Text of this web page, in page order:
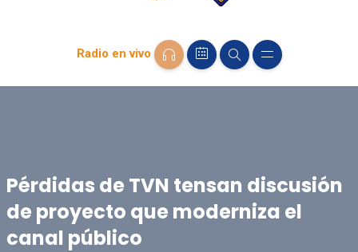
Radio en vivo
Pérdidas de TVN tensan discusión
de proyecto que moderniza el
canal público